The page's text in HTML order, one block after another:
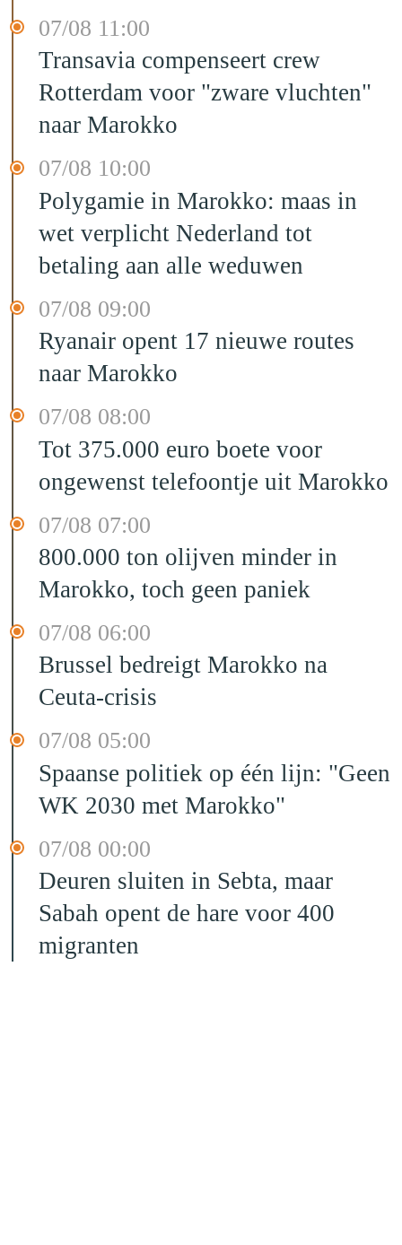
07/08 11:00
Transavia compenseert crew
Rotterdam voor "zware vluchten"
naar Marokko
07/08 10:00
Polygamie in Marokko: maas in
wet verplicht Nederland tot
betaling aan alle weduwen
07/08 09:00
Ryanair opent 17 nieuwe routes
naar Marokko
07/08 08:00
Tot 375.000 euro boete voor
ongewenst telefoontje uit Marokko
07/08 07:00
800.000 ton olijven minder in
Marokko, toch geen paniek
07/08 06:00
Brussel bedreigt Marokko na
Ceuta-crisis
07/08 05:00
Spaanse politiek op één lijn: "Geen
WK 2030 met Marokko"
07/08 00:00
Deuren sluiten in Sebta, maar
Sabah opent de hare voor 400
migranten